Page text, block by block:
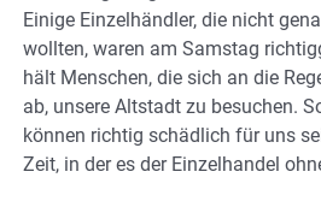
Einige Einzelhändler, die nicht
wollten, waren am Samstag
hält Menschen, die sich an die
ab, unsere Altstadt zu besuchen.
können richtig schädlich für uns
Zeit, in der es der Einzelhandel